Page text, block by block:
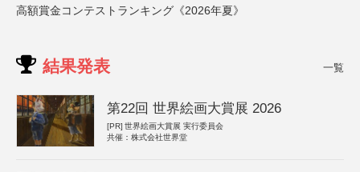
高額賞金コンテストランキング《2026年夏》
結果発表 一覧
第22回 世界絵画大賞展 2026
[PR] 世界絵画大賞展 実行委員会
共催：株式会社世界堂